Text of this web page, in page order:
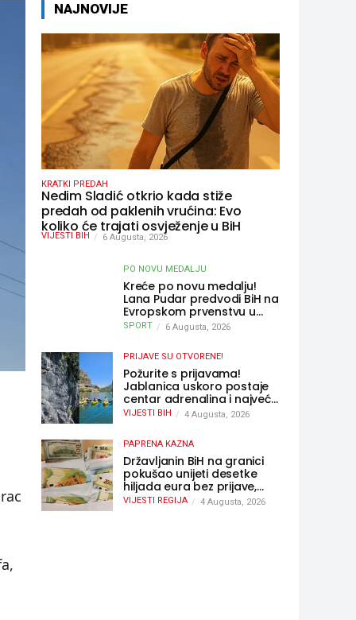
NAJNOVIJE
KRATKI PREDAH
Nedim Sladić otkrio kada stiže
predah od paklenih vrućina: Evo
koliko će trajati osvježenje u BiH
VIJESTI BIH 6 Augusta, 2026
PO NOVU MEDALJU
Kreće po novu medalju!
Lana Pudar predvodi BiH na
Evropskom prvenstvu u
Parizu
SPORT 6 Augusta, 2026
PRIJAVE SU OTVORENE!
Požurite s prijavama!
Jablanica uskoro postaje
centar adrenalina i najveće
outdoor avanture ovog
VIJESTI BIH 4 Augusta, 2026
PAPRENA KAZNA
Državljanin BiH na granici
pokušao unijeti desetke
hiljada eura bez prijave,
uslijedila “paprena” kazna
VIJESTI REGIJA 4 Augusta, 2026